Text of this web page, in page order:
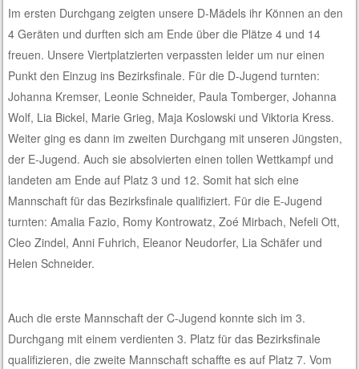
Im ersten Durchgang zeigten unsere D-Mädels ihr Können an den
4 Geräten und durften sich am Ende über die Plätze 4 und 14
freuen. Unsere Viertplatzierten verpassten leider um nur einen
Punkt den Einzug ins Bezirksfinale. Für die D-Jugend turnten:
Johanna Kremser, Leonie Schneider, Paula Tomberger, Johanna
Wolf, Lia Bickel, Marie Grieg, Maja Koslowski und Viktoria Kress.
Weiter ging es dann im zweiten Durchgang mit unseren Jüngsten,
der E-Jugend. Auch sie absolvierten einen tollen Wettkampf und
landeten am Ende auf Platz 3 und 12. Somit hat sich eine
Mannschaft für das Bezirksfinale qualifiziert. Für die E-Jugend
turnten: Amalia Fazio, Romy Kontrowatz, Zoé Mirbach, Nefeli Ott,
Cleo Zindel, Anni Fuhrich, Eleanor Neudorfer, Lia Schäfer und
Helen Schneider.
Auch die erste Mannschaft der C-Jugend konnte sich im 3.
Durchgang mit einem verdienten 3. Platz für das Bezirksfinale
qualifizieren, die zweite Mannschaft schaffte es auf Platz 7. Vom